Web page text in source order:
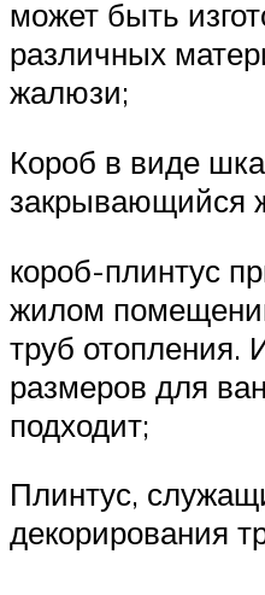
может быть
различных
жалюзи;
Короб в виде
закрывающийся
короб-плинтус
жилом
труб отопления.
размеров для
подходит;
Плинтус,
декорирования